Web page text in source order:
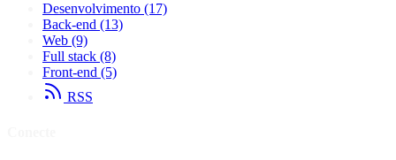
Desenvolvimento (17)
Back-end (13)
Web (9)
Full stack (8)
Front-end (5)
RSS